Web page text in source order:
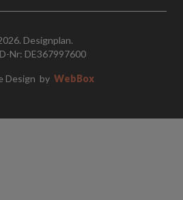
Designplan.
Nr: DE367997600
Design by WebBox